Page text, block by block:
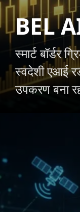
BEL
स्मार्ट बॉर्डर
स्वदेशी एआई
उपकरण बना